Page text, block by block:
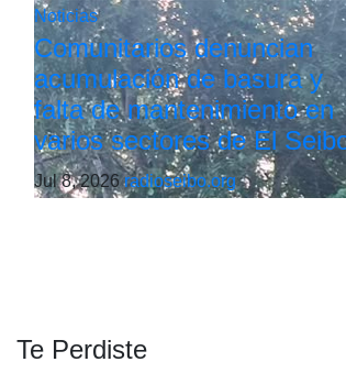
Noticias
Comunitarios denuncian
acumulación de basura y
falta de mantenimiento en
varios sectores de El
Jul 8, 2026radioseibo.org
Te Perdiste